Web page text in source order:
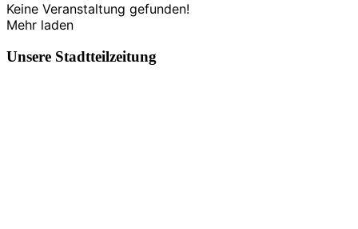
Keine Veranstaltung gefunden!
Mehr laden
Unsere Stadtteilzeitung